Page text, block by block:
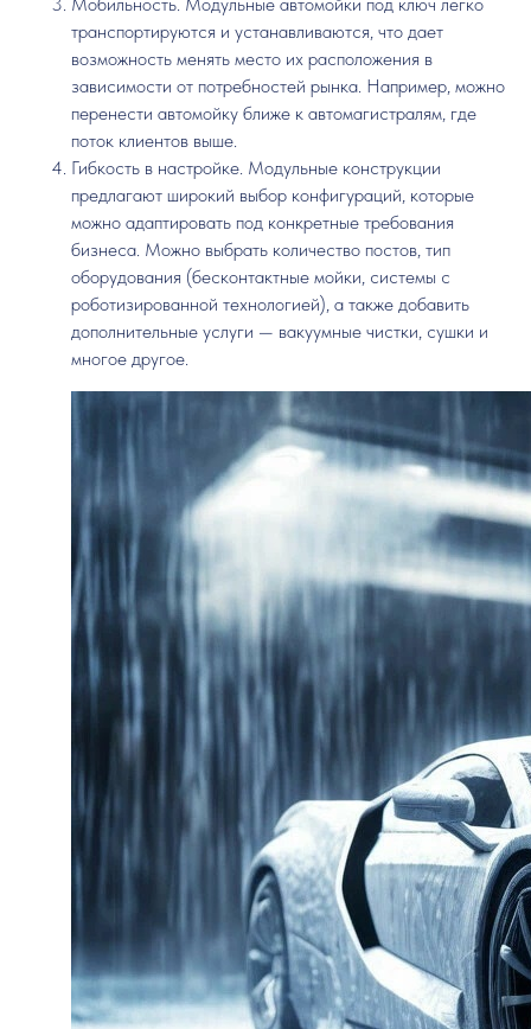
транспортируются и устанавливаются, что дает
возможность менять место их расположения в
зависимости от потребностей рынка. Например, можно
перенести автомойку ближе к автомагистралям, где
поток клиентов выше.
Гибкость в настройке. Модульные конструкции
предлагают широкий выбор конфигураций, которые
можно адаптировать под конкретные требования
бизнеса. Можно выбрать количество постов, тип
оборудования (бесконтактные мойки, системы с
роботизированной технологией), а также добавить
дополнительные услуги — вакуумные чистки, сушки и
многое другое.